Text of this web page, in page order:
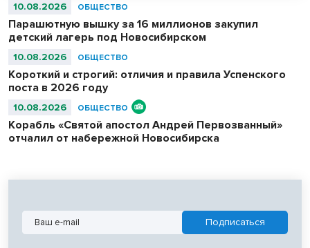
10.08.2026 ОБЩЕСТВО
Парашютную вышку за 16 миллионов закупил
детский лагерь под Новосибирском
10.08.2026 ОБЩЕСТВО
Короткий и строгий: отличия и правила Успенского
поста в 2026 году
10.08.2026 ОБЩЕСТВО
Корабль «Святой апостол Андрей Первозванный»
отчалил от набережной Новосибирска